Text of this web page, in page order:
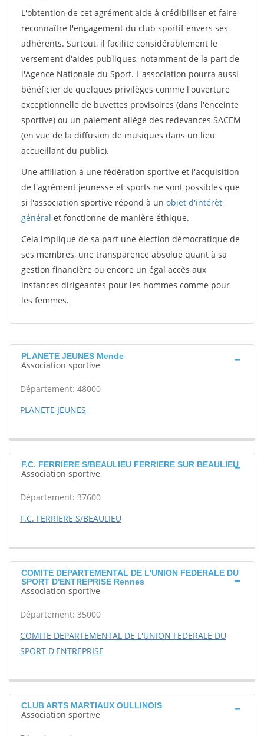
L'obtention de cet agrément aide à crédibiliser et faire
reconnaître l'engagement du club sportif envers ses
adhérents. Surtout, il facilite considérablement le
versement d'aides publiques, notamment de la part de
l'Agence Nationale du Sport. L'association pourra aussi
bénéficier de quelques privilèges comme l'ouverture
exceptionnelle de buvettes provisoires (dans l'enceinte
sportive) ou un paiement allégé des redevances SACEM
(en vue de la diffusion de musiques dans un lieu
accueillant du public).
Une affiliation à une fédération sportive et l'acquisition
de l'agrément jeunesse et sports ne sont possibles que
si l'association sportive répond à un objet d'intérêt
général et fonctionne de manière éthique.
Cela implique de sa part une élection démocratique de
ses membres, une transparence absolue quant à sa
gestion financière ou encore un égal accès aux
instances dirigeantes pour les hommes comme pour
les femmes.
PLANETE JEUNES Mende
Association sportive
Département: 48000
PLANETE JEUNES
F.C. FERRIERE S/BEAULIEU FERRIERE SUR BEAULIEU
Association sportive
Département: 37600
F.C. FERRIERE S/BEAULIEU
COMITE DEPARTEMENTAL DE L'UNION FEDERALE DU
SPORT D'ENTREPRISE Rennes
Association sportive
Département: 35000
COMITE DEPARTEMENTAL DE L'UNION FEDERALE DU
SPORT D'ENTREPRISE
CLUB ARTS MARTIAUX OULLINOIS
Association sportive